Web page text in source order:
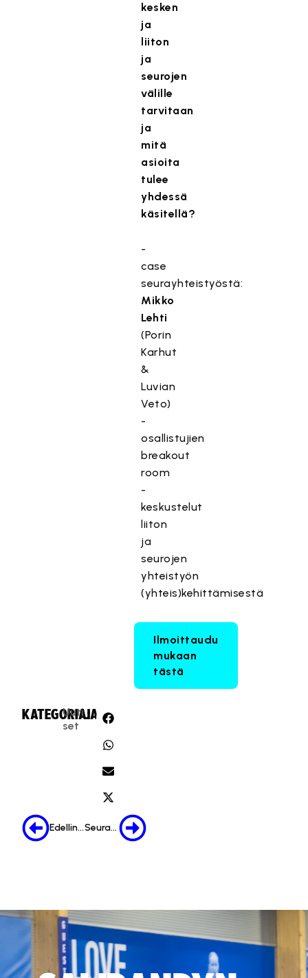
kesken
ja
liiton
ja
seurojen
välille
tarvitaan
ja
mitä
asioita
tulee
yhdessä
käsitellä?
-
case
seurayhteistyöstä:
Mikko
Lehti
(Porin
Karhut
&
Luvian
Veto)
-
osallistujien
breakout
room
-
keskustelut
liiton
ja
seurojen
yhteistyön
(yhteis)kehittämisestä
Ilmoittaudu
mukaan
tästä
KATEGORIA:
Uuti
set
JAA:
Edellinen Seuraava